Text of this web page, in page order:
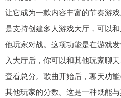
让它成为一款内容丰富的节奏游
是支持创建多人游戏大厅，可以
他玩家对战。这项功能是在游戏
入大厅后，你可以和其他玩家聊
查看总分。歌曲开始后，聊天功
其他玩家的分数。这是一种既能